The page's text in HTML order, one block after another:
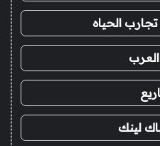
الحياه
لينك